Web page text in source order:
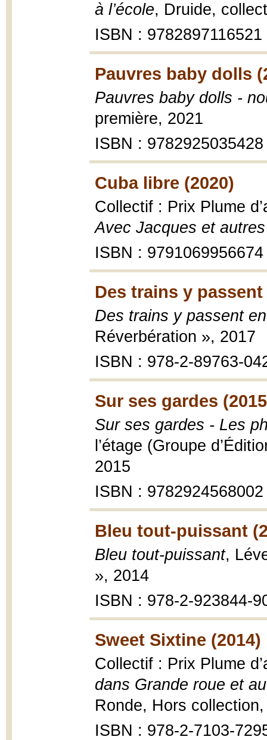
à l’école, Druide,
ISBN : 9782897116521
Pauvres baby dolls
Pauvres baby dolls -
première, 2021
ISBN : 9782925035428
Cuba libre (2020)
Collectif : Prix Plume
Avec Jacques et
ISBN : 9791069956674
Des trains y
Des trains y passent
Réverbération », 2017
ISBN : 978-2-89763-
Sur ses gardes
Sur ses gardes - Les
l’étage (Groupe
2015
ISBN : 9782924568002
Bleu tout-puissant
Bleu tout-puissant,
», 2014
ISBN : 978-2-923844-
Sweet Sixtine (2014)
Collectif : Prix Plume
dans Grande roue et
Ronde, Hors
ISBN : 978-2-7103-